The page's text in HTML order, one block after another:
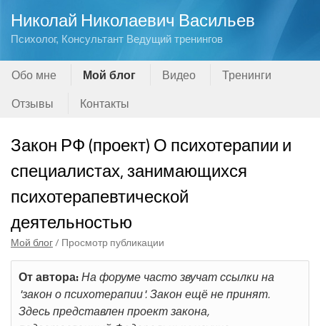
Николай Николаевич Васильев
Психолог, Консультант Ведущий тренингов
Обо мне Мой блог Видео
Тренинги
Отзывы
Контакты
Закон РФ (проект) О психотерапии и
специалистах, занимающихся
психотерапевтической
деятельностью
Мой блог/ Просмотр публикации
От автора:На форуме часто звучат ссылки на
"закон о психотерапии". Закон ещё не принят.
Здесь представлен проект закона,